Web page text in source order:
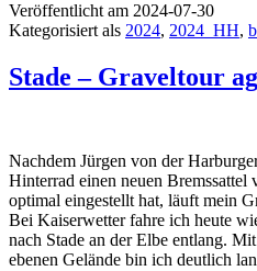
Veröffentlicht am 2024-07-30
Kategorisiert als 2024, 2024_HH,
Stade – Graveltour
Nachdem Jürgen von der
Hinterrad einen neuen Bremssattel
optimal eingestellt hat, läuft mein
Bei Kaiserwetter fahre ich heute
nach Stade an der Elbe entlang.
ebenen Gelände bin ich deutlich